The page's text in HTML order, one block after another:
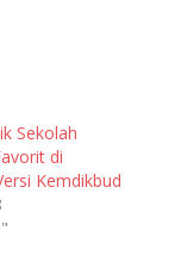
Sekolah
di
Kemdikbud